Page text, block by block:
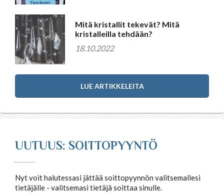
Mitä kristallit tekevät? Mitä
kristalleilla tehdään?
18.10.2022
LUE ARTIKKELEITA
UUTUUS: SOITTOPYYNTÖ
Nyt voit halutessasi jättää soittopyynnön valitsemallesi
tietäjälle - valitsemasi tietäjä soittaa sinulle.